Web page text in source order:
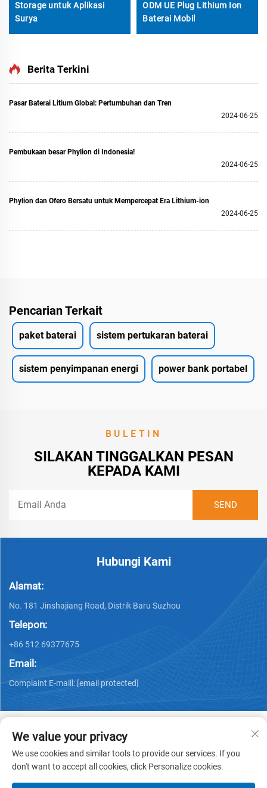
Storage untuk Aplikasi
Surya
ODM UE Plug Lithium Ion
Baterai Mobil
Berita Terkini
Pasar Baterai Litium Global: Pertumbuhan dan Tren
2024-06-25
Pembukaan besar Phylion di Indonesia!
2024-06-25
Phylion dan Ofero Bersatu untuk Mempercepat Era Lithium-ion
2024-06-25
Pencarian Terkait
paket baterai sistem pertukaran baterai
sistem penyimpanan energi power bank portabel
BULETIN
SILAKAN TINGGALKAN PESAN
KEPADA KAMI
Hubungi Kami
Alamat:
No. 181 Jinshajiang Road, Distrik Baru Suzhou
Telepon:
+86 512 69377675
Email:
Complaint E-maill: [email protected]
Hak Cipta © 2026 PHYLIONKebijakan Privasi
We value your privacy
We use cookies and similar tools to provide our services. If you
don't want to accept all cookies, click Personalize cookies.